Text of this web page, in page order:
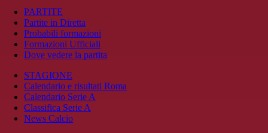
PARTITE
Partite in Diretta
Probabili formazioni
Formazioni Ufficiali
Dove vedere la partita
STAGIONE
Calendario e risultati Roma
Calendario Serie A
Classifica Serie A
News Calcio